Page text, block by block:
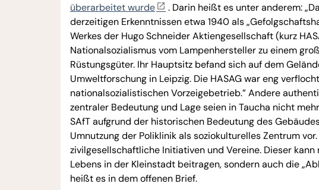
überarbeitet wurde
. Darin heißt es unter anderem:
derzeitigen Erkenntnissen etwa 1940 als
Werkes der Hugo Schneider Aktiengesellschaft (kurz
Nationalsozialismus vom Lampenhersteller zu einem
Rüstungsgüter. Ihr Hauptsitz befand sich auf dem
Umweltforschung in Leipzig. Die HASAG war eng
nationalsozialistischen Vorzeigebetrieb.” Andere
zentraler Bedeutung und Lage seien in Taucha nicht
SAfT aufgrund der historischen Bedeutung des
Umnutzung der Poliklinik als soziokulturelles Zentrum
zivilgesellschaftliche Initiativen und Vereine. Dieser
Lebens in der Kleinstadt beitragen, sondern auch die
heißt es in dem offenen Brief.